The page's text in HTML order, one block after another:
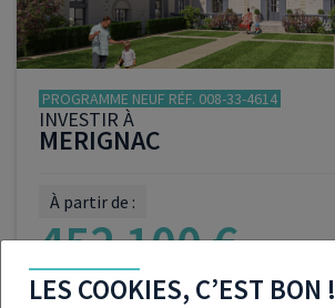
PROGRAMME NEUF RÉF. 008-33-4614
INVESTIR À
MERIGNAC
À partir de :
452 100 €
LES COOKIES, C’EST BON !